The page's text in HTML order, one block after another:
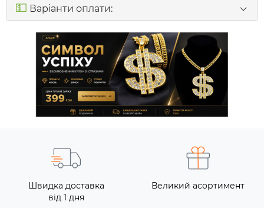
💵 Варіанти оплати:
Швидка доставка
від 1 дня
Великий асортимент